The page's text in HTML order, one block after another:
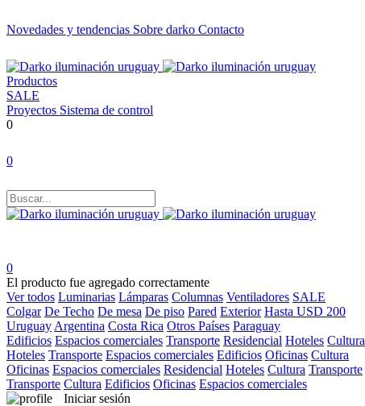
Novedades y tendencias Sobre darko Contacto
Productos
SALE
Proyectos Sistema de control
0
0
0
El producto fue agregado correctamente
Ver todos Luminarias Lámparas Columnas Ventiladores SALE
Colgar De Techo De mesa De piso Pared Exterior Hasta USD 200
Uruguay Argentina Costa Rica Otros Países Paraguay
Edificios Espacios comerciales Transporte Residencial Hoteles Cultura
Hoteles Transporte Espacios comerciales Edificios Oficinas Cultura
Oficinas Espacios comerciales Residencial Hoteles Cultura Transporte
Transporte Cultura Edificios Oficinas Espacios comerciales
Iniciar sesión